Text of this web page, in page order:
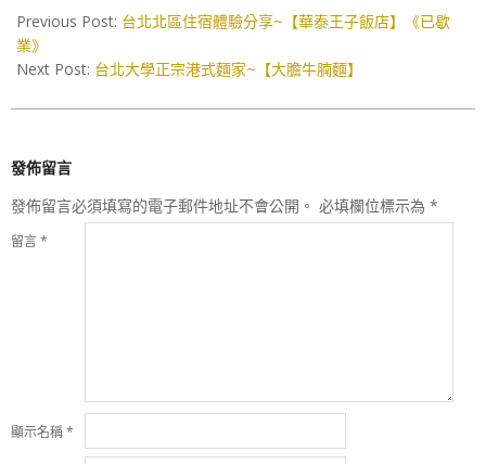
07-
08
Previous Post: 台北北區住宿體驗分享~【華泰王子飯店】《已歇
業》
Next Post: 台北大學正宗港式麵家~【大膽牛腩麵】
發佈留言
發佈留言必須填寫的電子郵件地址不會公開。 必填欄位標示為 *
留言*
顯示名稱*